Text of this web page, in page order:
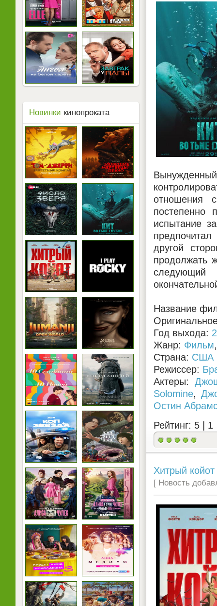
отношения
постепенно
испытание
другой
продолжать
Название
Год выхода:
Жанр: Фильм
Страна: США
Режиссер:
Актеры:
Solomine,
Остин
Рейтинг: 5 | 1
Хитрый
[ Новость
Новинки кинопроката